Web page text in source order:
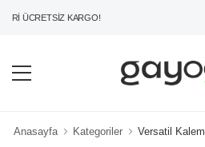
ÜCRETSİZ KARGO!
Anasayfa Kategoriler Versatil Kalem